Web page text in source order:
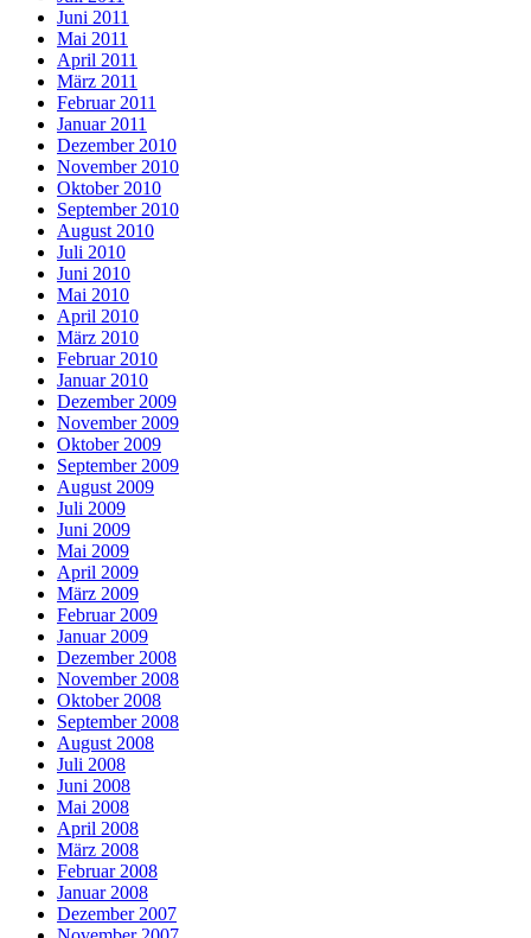
Juni 2011
Mai 2011
April 2011
März 2011
Februar 2011
Januar 2011
Dezember 2010
November 2010
Oktober 2010
September 2010
August 2010
Juli 2010
Juni 2010
Mai 2010
April 2010
März 2010
Februar 2010
Januar 2010
Dezember 2009
November 2009
Oktober 2009
September 2009
August 2009
Juli 2009
Juni 2009
Mai 2009
April 2009
März 2009
Februar 2009
Januar 2009
Dezember 2008
November 2008
Oktober 2008
September 2008
August 2008
Juli 2008
Juni 2008
Mai 2008
April 2008
März 2008
Februar 2008
Januar 2008
Dezember 2007